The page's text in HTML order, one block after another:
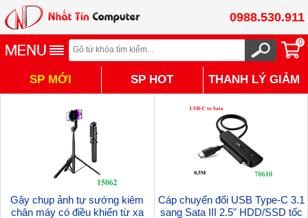
0988.530.911
0
SP MỚI SP HOT
THANH LÝ GIẢM
TỪ 30% - 50%
Gậy chụp ảnh tự sướng kiêm
chân máy có điều khiển từ xa
Cáp chuyển đổi USB Type-C 3.1
sang Sata III 2.5" HDD/SSD tốc